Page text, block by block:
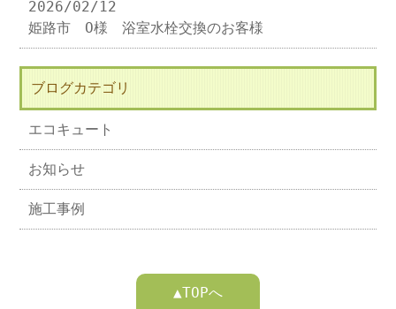
2026/02/12
姫路市 O様 浴室水栓交換のお客様
ブログカテゴリ
エコキュート
お知らせ
施工事例
▲TOPへ